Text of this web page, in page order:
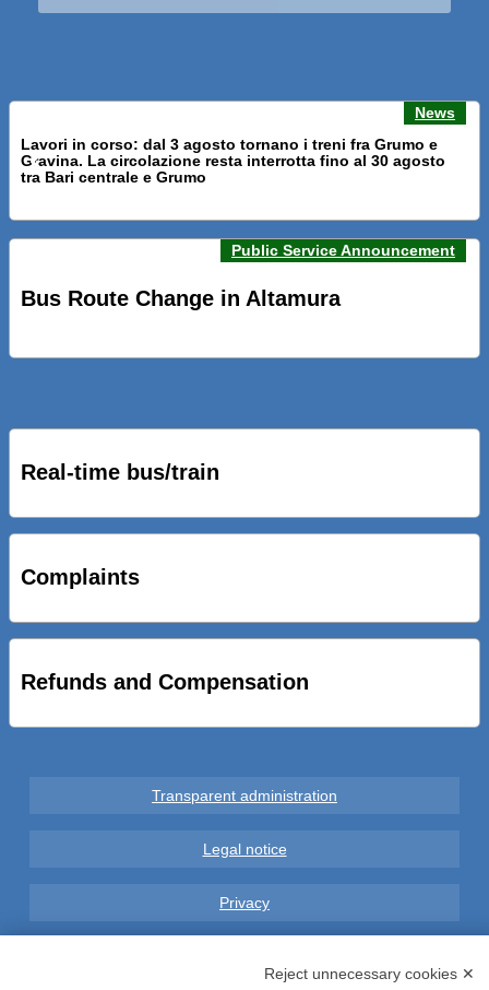
News
Lavori in corso: dal 3 agosto tornano i treni fra Grumo e
Gravina. La circolazione resta interrotta fino al 30 agosto
tra Bari centrale e Grumo
PRESENTATI A BARI NUOVI SERVIZI FALMAPS E LIVECHAT.
IL TUO BUS ED IL TUO TRENO
CICLOPEDONALE FAL CONSEGNA ALLA CITTA’ LE NOVE
OPERE DEL PROGETTO
AL VIA SERVIZIO DI BIKE SHARING A POTENZA CON
VAIMOO PER UTENTI FAL SCONTI SULL’UTILIZZO DELLE
Previous news Next
Public Service Announcement
Bus Route Change in Altamura
Real-time bus/train
Complaints
Refunds and Compensation
Transparent administration
Legal notice
Privacy
Reject unnecessary cookies ✕